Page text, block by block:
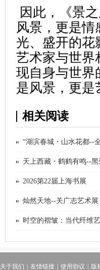
因此，《景
风景，更是
光、盛开的花
艺术家与世界
现自身与世界
是风景，更是
相关阅读
“湖滨春城・山水花都--
天上西藏・鹤鹤有鸣--
2026第22届上海书展
灿然天地--关广志艺术展
时空的褶皱：当代纤维
关于我们 友情链接 使用协议 版